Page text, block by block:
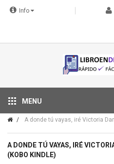
Info
MENU
Tu descuento se aplica
A donde tú vayas, iré Victoria
A DONDE TÚ VAYAS, IRÉ
(KOBO KINDLE)